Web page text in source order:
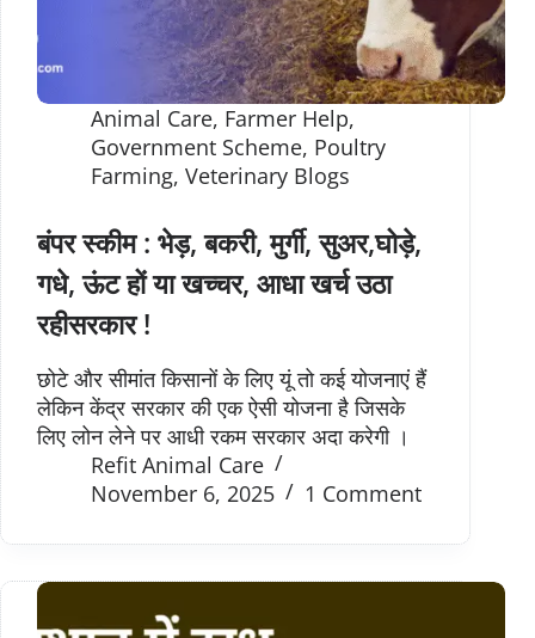
Animal Care, Farmer Help,
Government Scheme, Poultry
Farming, Veterinary Blogs
बंपर स्कीम : भेड़, बकरी, मुर्गी, सुअर,घोड़े,
गधे, ऊंट हों या खच्चर, आधा खर्च उठा
रहीसरकार !
छोटे और सीमांत किसानों के लिए यूं तो कई योजनाएं हैं
लेकिन केंद्र सरकार की एक ऐसी योजना है जिसके
लिए लोन लेने पर आधी रकम सरकार अदा करेगी ।
Refit Animal Care
November 6, 2025
1 Comment